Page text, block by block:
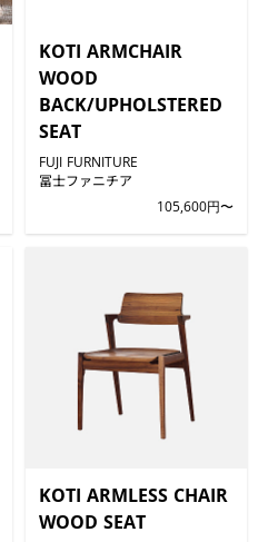
KOTI ARMCHAIR
WOOD
BACK/UPHOLSTERED
SEAT
FUJI FURNITURE
冨士ファニチア
105,600円〜
KOTI ARMLESS CHAIR
WOOD SEAT